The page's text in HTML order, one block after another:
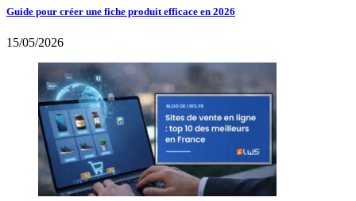
Guide pour créer une fiche produit efficace en 2026
15/05/2026